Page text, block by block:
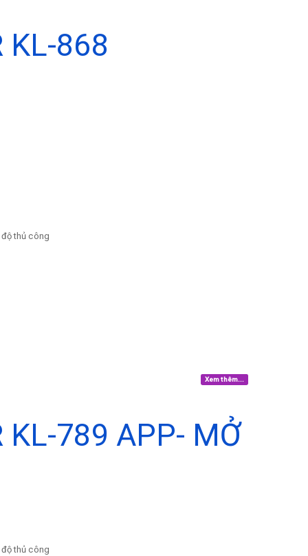
KL-868
thủ công
Xem thêm...
KL-789 APP- MỞ
thủ công